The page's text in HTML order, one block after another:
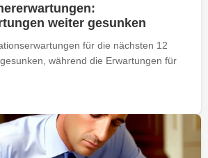
weiter gesunken
für die nächsten 12
während die Erwartungen für